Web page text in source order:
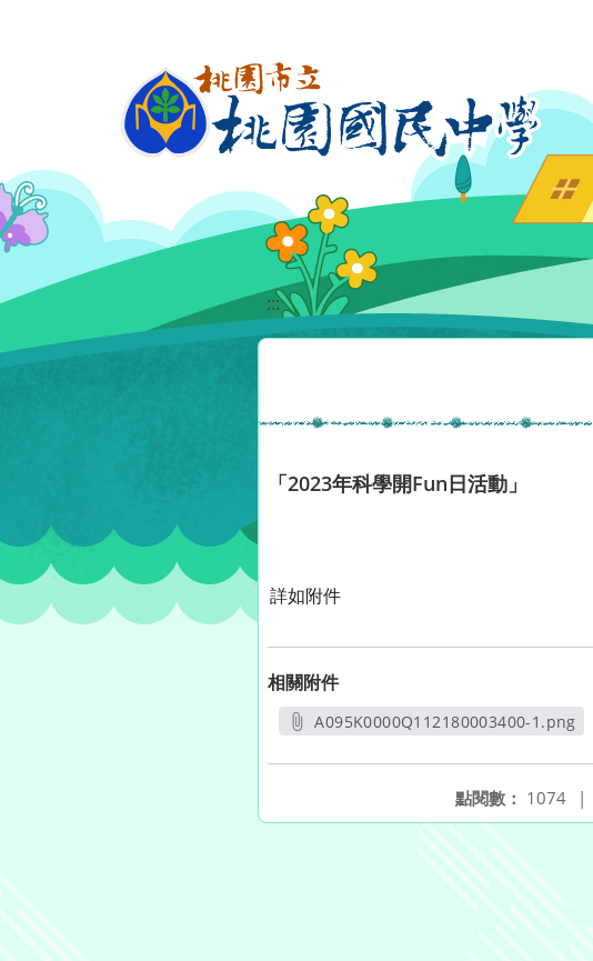
:::
「2023年科學開Fun日活動」
詳如附件
相關附件
A095K0000Q112180003400-1.png
點閱數： 1074 |